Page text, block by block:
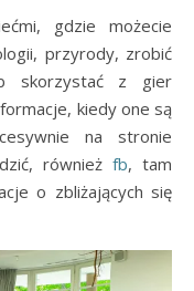
gdzie możecie
przyrody, zrobić
skorzystać z gier
kiedy one są
na stronie
również fb, tam
o zbliżających się